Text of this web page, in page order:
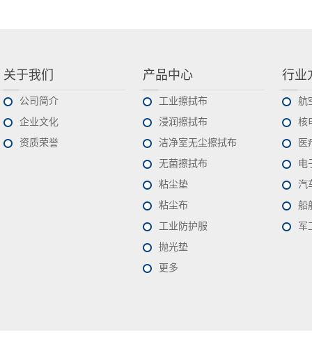
关于我们
公司简介
企业文化
资质荣誉
产品中心
工业擦拭布
浸润擦拭布
洁净室无尘擦拭布
无菌擦拭布
粘尘垫
粘尘布
工业防护服
抛光垫
更多
行业
航
核
医
电
汽
船
军